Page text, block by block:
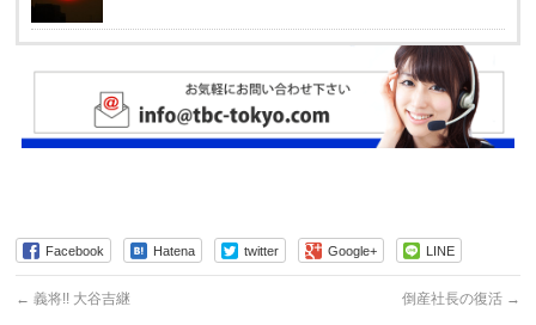
Facebook Hatena twitter Google+ LINE
← 義将!! 大谷吉継 倒産社長の復活 →